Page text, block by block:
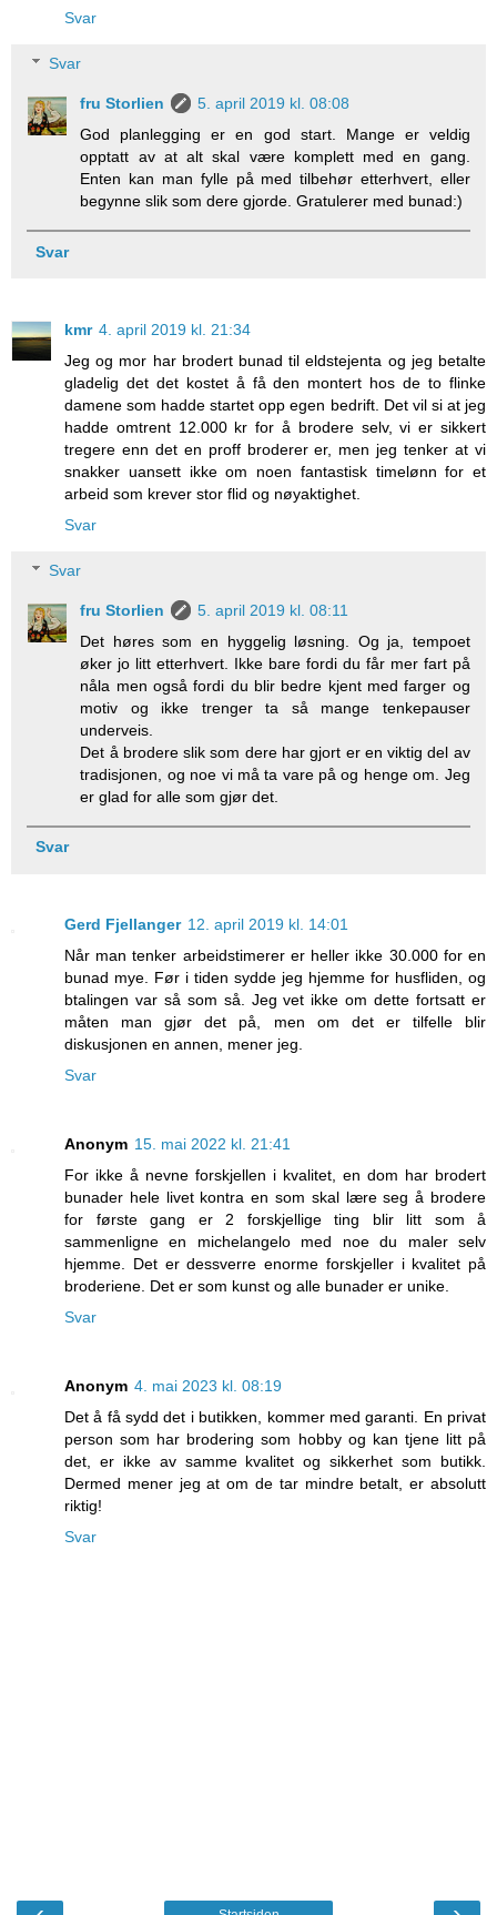
Svar
Svar
fru Storlien
5. april 2019 kl. 08:08
God planlegging er en god start. Mange er veldig
opptatt av at alt skal være komplett med en gang.
Enten kan man fylle på med tilbehør etterhvert, eller
begynne slik som dere gjorde. Gratulerer med bunad:)
Svar
kmr 4. april 2019 kl. 21:34
Jeg og mor har brodert bunad til eldstejenta og jeg betalte
gladelig det det kostet å få den montert hos de to flinke
damene som hadde startet opp egen bedrift. Det vil si at jeg
hadde omtrent 12.000 kr for å brodere selv, vi er sikkert
tregere enn det en proff broderer er, men jeg tenker at vi
snakker uansett ikke om noen fantastisk timelønn for et
arbeid som krever stor flid og nøyaktighet.
Svar
Svar
fru Storlien
5. april 2019 kl. 08:11
Det høres som en hyggelig løsning. Og ja, tempoet
øker jo litt etterhvert. Ikke bare fordi du får mer fart på
nåla men også fordi du blir bedre kjent med farger og
motiv og ikke trenger ta så mange tenkepauser
underveis.
Det å brodere slik som dere har gjort er en viktig del av
tradisjonen, og noe vi må ta vare på og henge om. Jeg
er glad for alle som gjør det.
Svar
Gerd Fjellanger 12. april 2019 kl. 14:01
Når man tenker arbeidstimerer er heller ikke 30.000 for en
bunad mye. Før i tiden sydde jeg hjemme for husfliden, og
btalingen var så som så. Jeg vet ikke om dette fortsatt er
måten man gjør det på, men om det er tilfelle blir
diskusjonen en annen, mener jeg.
Svar
Anonym 15. mai 2022 kl. 21:41
For ikke å nevne forskjellen i kvalitet, en dom har brodert
bunader hele livet kontra en som skal lære seg å brodere
for første gang er 2 forskjellige ting blir litt som å
sammenligne en michelangelo med noe du maler selv
hjemme. Det er dessverre enorme forskjeller i kvalitet på
broderiene. Det er som kunst og alle bunader er unike.
Svar
Anonym 4. mai 2023 kl. 08:19
Det å få sydd det i butikken, kommer med garanti. En privat
person som har brodering som hobby og kan tjene litt på
det, er ikke av samme kvalitet og sikkerhet som butikk.
Dermed mener jeg at om de tar mindre betalt, er absolutt
riktig!
Svar